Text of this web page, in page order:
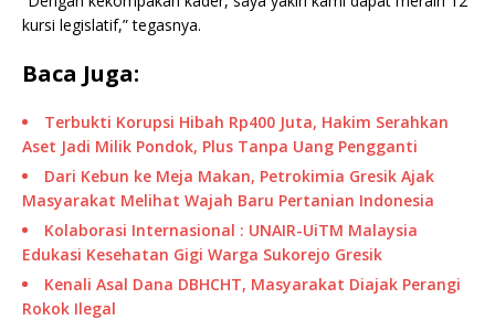
kursi legislatif,” tegasnya.
Baca Juga:
Terbukti Korupsi Hibah Rp400 Juta, Hakim Serahkan
Aset Jadi Milik Pondok, Plus Tanpa Uang Pengganti
Dari Kebun ke Meja Makan, Petrokimia Gresik Ajak
Masyarakat Melihat Wajah Baru Pertanian Indonesia
Kolaborasi Internasional : UNAIR-UiTM Malaysia
Edukasi Kesehatan Gigi Warga Sukorejo Gresik
Kenali Asal Dana DBHCHT, Masyarakat Diajak Perangi
Rokok Ilegal